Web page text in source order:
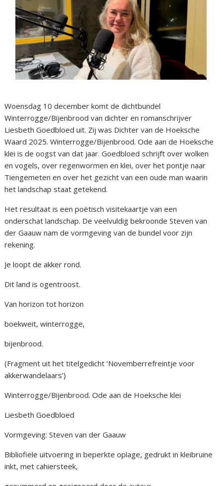
Woensdag 10 december komt de dichtbundel
Winterrogge/Bijenbrood van dichter en romanschrijver
Liesbeth Goedbloed uit. Zij was Dichter van de Hoeksche
Waard 2025. Winterrogge/Bijenbrood. Ode aan de Hoeksche
klei is de oogst van dat jaar. Goedbloed schrijft over wolken
en vogels, over regenwormen en klei, over het pontje naar
Tiengemeten en over het gezicht van een oude man waarin
het landschap staat getekend.
Het resultaat is een poëtisch visitekaartje van een
onderschat landschap. De veelvuldig bekroonde Steven van
der Gaauw nam de vormgeving van de bundel voor zijn
rekening.
Je loopt de akker rond.
Dit land is ogentroost.
Van horizon tot horizon
boekweit, winterrogge,
bijenbrood.
(Fragment uit het titelgedicht ‘Novemberrefreintje voor
akkerwandelaars’)
Winterrogge/Bijenbrood. Ode aan de Hoeksche klei
Liesbeth Goedbloed
Vormgeving: Steven van der Gaauw
Bibliofiele uitvoering in beperkte oplage, gedrukt in kleibruine
inkt, met cahiersteek,